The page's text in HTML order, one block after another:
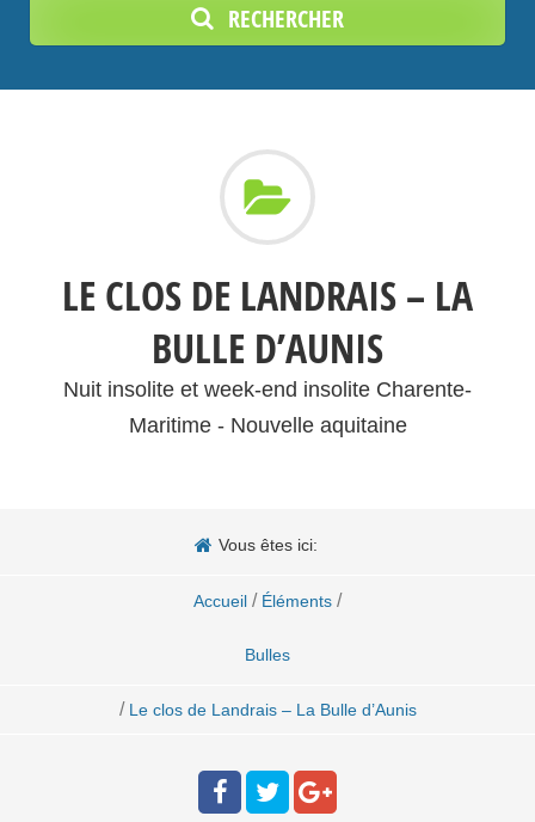
RECHERCHER
LE CLOS DE LANDRAIS – LA
BULLE D’AUNIS
Nuit insolite et week-end insolite Charente-
Maritime - Nouvelle aquitaine
Vous êtes ici:
Accueil / Éléments /
Bulles
/ Le clos de Landrais – La Bulle d’Aunis